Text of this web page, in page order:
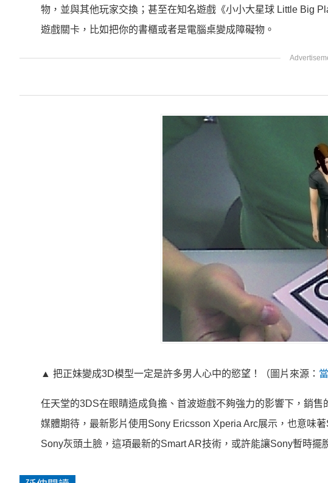
物，並與其他玩家交換；甚至在知名遊戲《小小大星球 Little Big
遊戲關卡，比如把你的書櫃或者是電腦桌變成障礙物。
▲ 把正妹變成3D模型一定是許多男人心中的慾望！（圖片來源：
任天堂的3DS在眼睛造成負擔、首波遊戲不夠強力的影響下，銷
媒體期待，最新影片使用Sony Ericsson Xperia Arc展示，也意味
Sony灰頭土臉，這項最新的Smart AR技術，或許能讓Sony暫時擺